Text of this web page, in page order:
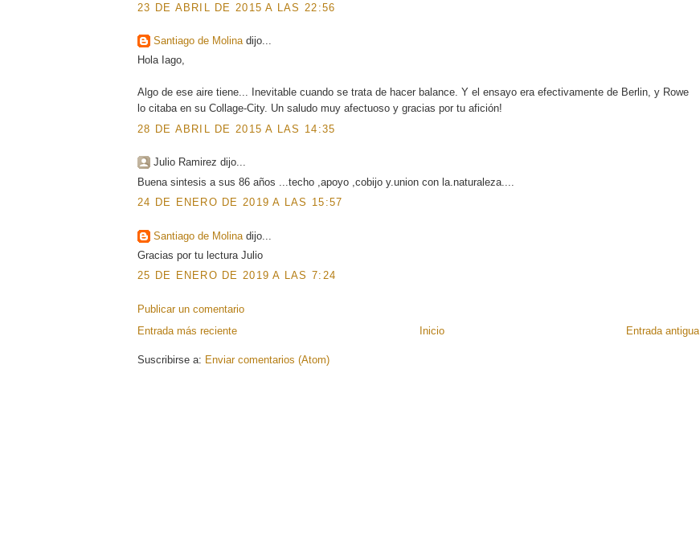
23 DE ABRIL DE 2015 A LAS 22:56
Santiago de Molinadijo...
Hola Iago,
Algo de ese aire tiene... Inevitable cuando se trata de hacer balance. Y el ensayo era efectivamente de Berlin, y Rowe
lo citaba en su Collage-City. Un saludo muy afectuoso y gracias por tu afición!
28 DE ABRIL DE 2015 A LAS 14:35
Julio Ramirez dijo...
Buena sintesis a sus 86 años ...techo ,apoyo ,cobijo y.union con la.naturaleza....
24 DE ENERO DE 2019 A LAS 15:57
Santiago de Molinadijo...
Gracias por tu lectura Julio
25 DE ENERO DE 2019 A LAS 7:24
Publicar un comentario
Entrada más reciente
Entrada antigua
Inicio
Suscribirse a: Enviar comentarios (Atom)